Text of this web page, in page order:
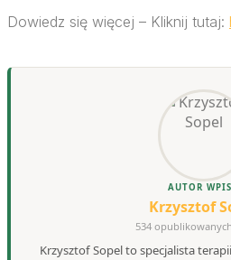
Dowiedz się więcej – Kliknij tutaj:
AUTOR
Krzysztof
534
Krzysztof Sopel to specjalista